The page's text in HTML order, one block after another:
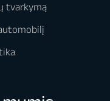
tvarkymą